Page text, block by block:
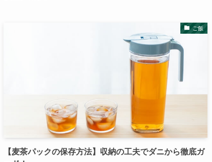
ご飯
【麦茶パックの保存方法】収納の工夫でダニから徹底ガ